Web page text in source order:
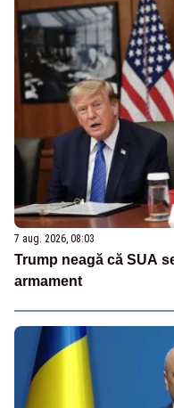
7 aug. 2026, 08:03
Trump neagă că SUA
armament